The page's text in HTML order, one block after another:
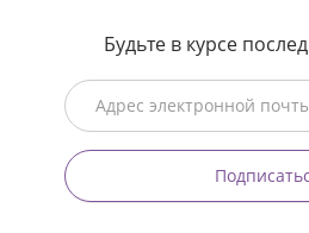
Будьте в курсе